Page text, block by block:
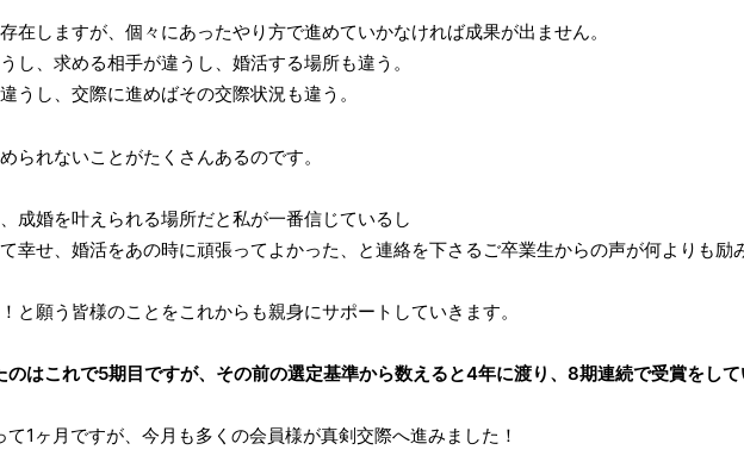
在しますが、個々にあったやり方で進めていかなければ成果が出ません。
し、求める相手が違うし、婚活する場所も違う。
うし、交際に進めばその交際状況も違う。
られないことがたくさんあるのです。
成婚を叶えられる場所だと私が一番信じているし
幸せ、婚活をあの時に頑張ってよかった、と連絡を下さるご卒業生からの声が何よりも励
と願う皆様のことをこれからも親身にサポートしていきます。
はこれで5期目ですが、その前の選定基準から数えると4年に渡り、8期連続で受賞をして
1ヶ月ですが、今月も多くの会員様が真剣交際へ進みました！